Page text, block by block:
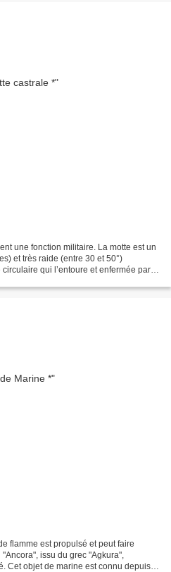
une fonction militaire. La motte est un
et très raide (entre 30 et 50°)
qui l’entoure et enfermée par
flamme est propulsé et peut faire
issu du grec "Agkura",
Cet objet de marine est connu depuis la